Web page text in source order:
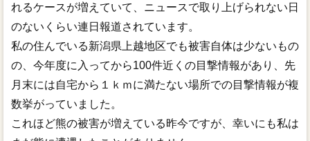
れるケースが増えていて、ニュースで取り上げられない日
のないくらい連日報道されています。
私の住んでいる新潟県上越地区でも被害自体は少ないもの
の、今年度に入ってから100件近くの目撃情報があり、先
月末には自宅から１ｋｍに満たない場所での目撃情報が複
数挙がっていました。
これほど熊の被害が増えている昨今ですが、幸いにも私は